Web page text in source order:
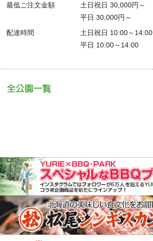
最低ご注文金額
土日祝日 30,000円～
平日 30,000円～
配達時間
土日祝日 10:00～14:00
平日 10:00～14:00